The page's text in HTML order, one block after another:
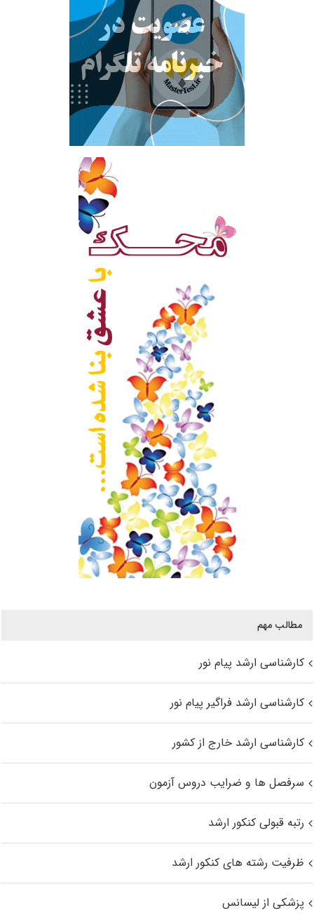
مطالب مهم
کارشناسی ارشد پیام نور
کارشناسی ارشد فراگیر پیام نور
کارشناسی ارشد خارج از کشور
سرفصل ها و ضرایب دروس آزمون
رتبه قبولی کنکور ارشد
ظرفیت رشته های کنکور ارشد
پزشکی از لیسانس